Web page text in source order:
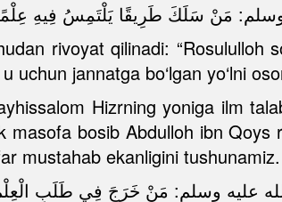
مَنْ سَلَكَ طَرِيقًا يَلْتَمِسُ فِيهِ
rivoyat qilinadi: “Rosululloh
uchun jannatga bo‘lgan yo‘lni
Hizrning yoniga ilm
masofa bosib Abdulloh ibn
mustahab ekanligini tushunamiz.
عليه وسلم: مَنْ خَرَجَ فِي طَلَبِ